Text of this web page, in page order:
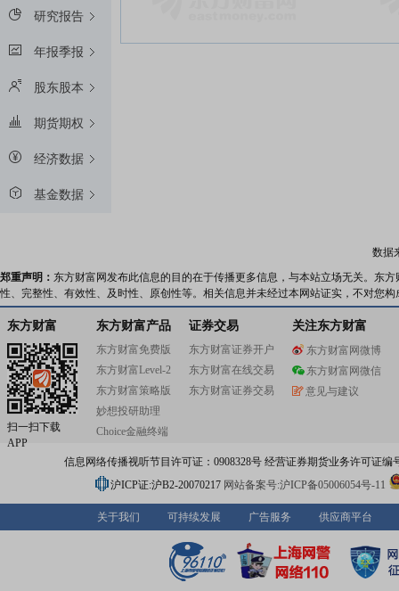
研究报告
年报季报
股东股本
期货期权
经济数据
基金数据
数据
郑重声明： 东方财富网发布此信息的目的在于传播更多信息，与本站立场无关。东
性、完整性、有效性、及时性、原创性等。相关信息并未经过本网站证实，不对您
东方财富
扫一扫下载
APP
东方财富产品
东方财富免费版
东方财富Level-2
东方财富策略版
妙想投研助理
Choice金融终端
证券交易
东方财富证券开户
东方财富在线交易
东方财富证券交易
关注东方财富
东方财富网微博
东方财富网微信
意见与建议
信息网络传播视听节目许可证：0908328号 经营证券期货业务许可证编
沪ICP证:沪B2-20070217 网站备案号:沪ICP备05006054号-11
关于我们 可持续发展 广告服务 供应商平台